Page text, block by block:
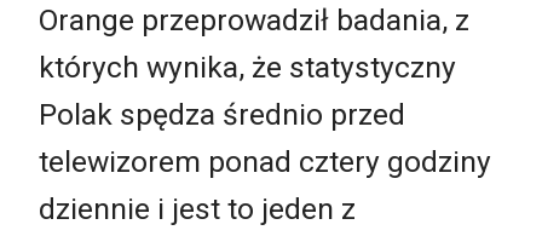
Orange przeprowadził badania, z
których wynika, że statystyczny
Polak spędza średnio przed
telewizorem ponad cztery godziny
dziennie i jest to jeden z